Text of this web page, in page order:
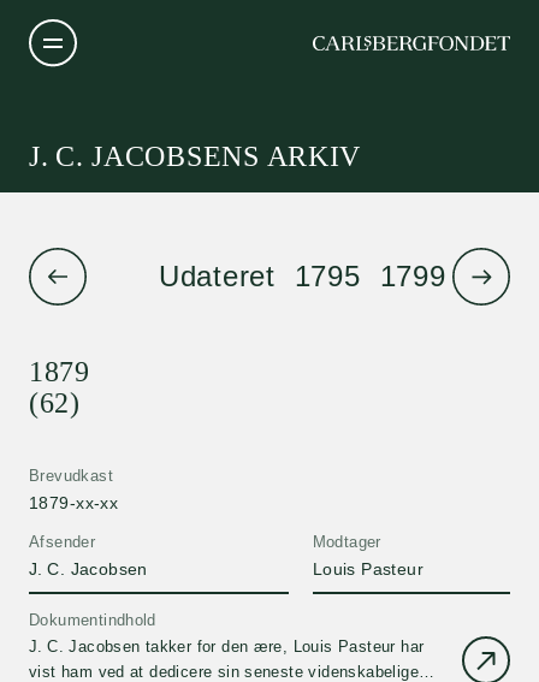
J. C. JACOBSENS ARKIV
Udateret 1795 1799 1801
1879
(62)
Afsender
J. C. Jacobsen
Brevudkast
1879-xx-xx
Modtager
Louis Pasteur
Dokumentindhold
J. C. Jacobsen takker for den ære, Louis Pasteur har
vist ham ved at dedicere sin seneste videnskabelige